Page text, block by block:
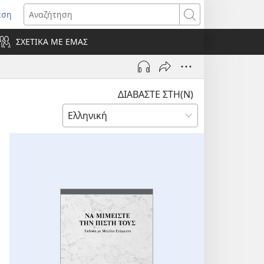
Αναζήτηση
ΣΧΕΤΙΚΑ ΜΕ ΕΜΑΣ
ΔΙΑΒΑΣΤΕ ΣΤΗ(Ν)